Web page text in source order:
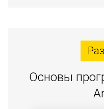
Основы